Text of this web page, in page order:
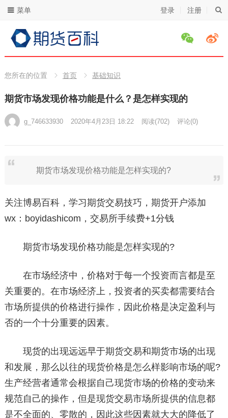
登录 注册
菜单
您所在的位置 首页 基础知识
期货市场发现价格功能是什么？是怎样实现的
g_746633930 2020年4月23日 18:22 阅读(702) 评论(0)
期货市场发现价格功能是怎样实现的?
关注博易百科，学习期货交易技巧，期货开户添加
wx：boyidashicom，交易所手续费+1分钱
期货市场发现价格功能是怎样实现的?
在市场经济中，价格对于每一个投资而言都是至
关重要的。在市场经济上，投资者的买卖都需要结合
市场所提供的价格进行操作，因此价格是决定盈利与
否的一个十分重要的因素。
现货的出现远远早于期货交易和期货市场的出现
和发展，那么以往的现货价格是怎么样影响市场的呢?
生产经营者通常会根据自己现货市场的价格的变动来
规范自己的操作，但是现货交易市场所提供的信息都
是不全面的、零散的，因此这些因素就大大的降低了